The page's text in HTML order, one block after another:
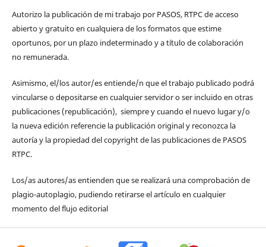
Autorizo la publicación de mi trabajo por PASOS, RTPC de acceso
abierto y gratuito en cualquiera de los formatos que estime
oportunos, por un plazo indeterminado y a título de colaboración
no remunerada.
Asimismo, el/los autor/es entiende/n que el trabajo publicado podrá
vincularse o depositarse en cualquier servidor o ser incluido en otras
publicaciones (republicación), siempre y cuando el nuevo lugar y/o
la nueva edición referencie la publicación original y reconozca la
autoría y la propiedad del copyright de las publicaciones de PASOS
RTPC.
Los/as autores/as entienden que se realizará una comprobación de
plagio-autoplagio, pudiendo retirarse el artículo en cualquier
momento del flujo editorial